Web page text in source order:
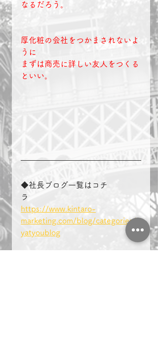
なるだろう。
厚化粧の会社をつかまされないよ
うに
まずは商売に詳しい友人をつくる
といい。
◆社長ブログ一覧はコチ
ラ
https://www.kintaro-
marketing.com/blog/categories/s
yatyoublog